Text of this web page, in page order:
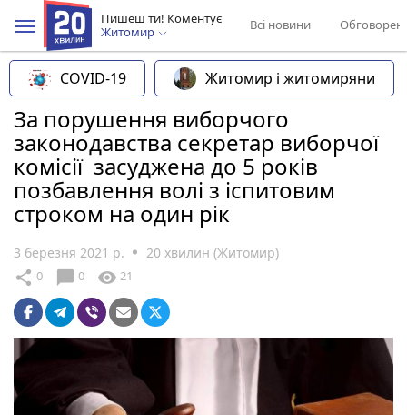
Пишеш ти! Коментує
Житомир
Всі новини
COVID-19 Житомир і житомиряни
За порушення виборчого
законодавства секретар виборчої
комісії засуджена до 5 років
позбавлення волі з іспитовим
строком на один рік
3 березня 2021 р. 20 хвилин (Житомир)
share 0 chat_bubble 0 visibility 21